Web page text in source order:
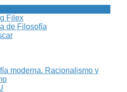
Filex
de Filosofía
moderna. Racionalismo y